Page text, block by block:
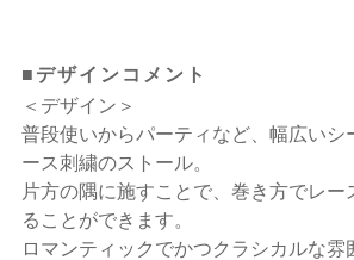
■デザインコメント
＜デザイン＞
普段使いからパーティなど、幅広いシ
ース刺繍のストール。
片方の隅に施すことで、巻き方でレー
ることができます。
ロマンティックでかつクラシカルな雰